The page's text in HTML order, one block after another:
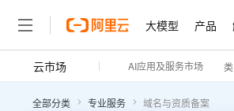
大模型 产品
云市场 AI应用及服务市场
全部分类 专业服务 域名与资质备案